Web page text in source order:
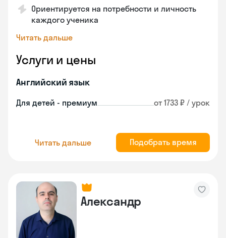
Ориентируется на потребности и личность
каждого ученика
Читать дальше
Услуги и цены
Английский язык
Для детей - премиум от 1733 ₽ / урок
Читать дальше Подобрать время
Александр